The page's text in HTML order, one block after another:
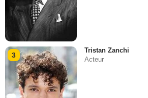
3
Tristan Zanchi
Acteur